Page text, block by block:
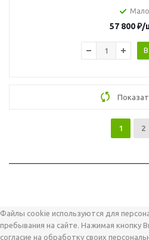
Мало
57 800₽/
1 2
Файлы cookie используются для
пребывания на сайте. Нажимая кнопку
согласие на обработку своих